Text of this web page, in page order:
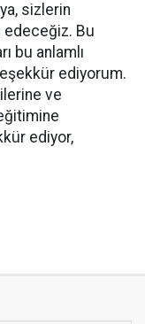
sizlerin
edeceğiz. Bu
bu anlamlı
ediyorum.
ve
ediyor,